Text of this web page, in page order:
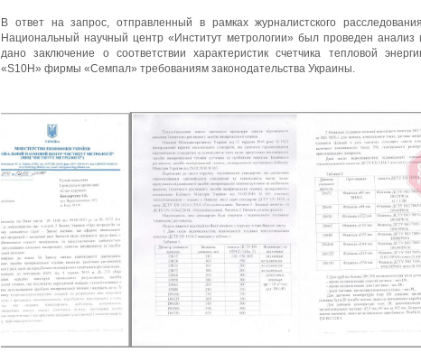
В ответ на запрос, отправленный в рамках журналистского
Национальный научный центр «Институт метрологии» был проведен анализ
дано заключение о соответствии характеристик счетчика тепловой
«S10H» фирмы «Семпал» требованиям законодательства Украины.